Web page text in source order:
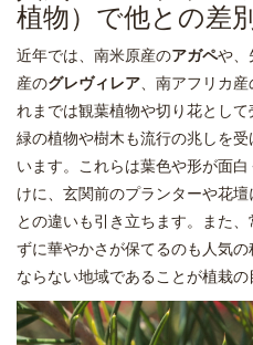
植物）で他との差
近年では、南米原産のアガペや、
産のグレヴィレア 、南アフリカ
れまでは観葉植物や切り花とし
緑の植物や樹木も流行の兆しを
います。これらは葉色や形が面
けに、玄関前のプランターや花
との違いも引き立ちます。また
ずに華やかさが保てるのも人気
ならない地域であることが植栽の